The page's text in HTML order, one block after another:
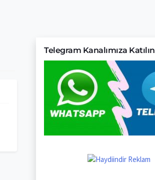
Telegram Kanalımıza Katılın